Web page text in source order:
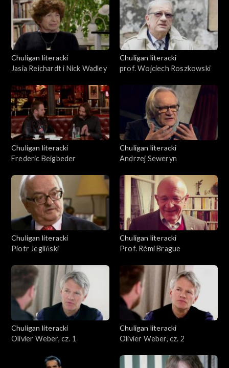
Chuligan literacki
Jasia Reichardt i Nick Wadley
Chuligan literacki
prof. Wojciech Roszkowski
Chuligan literacki
Frederic Beigbeder
Chuligan literacki
Andrzej Seweryn
Chuligan literacki
Piotr Jegliński
Chuligan literacki
Prof. Rémi Brague
Chuligan literacki
Olivier Weber, cz. 1
Chuligan literacki
Olivier Weber, cz. 2